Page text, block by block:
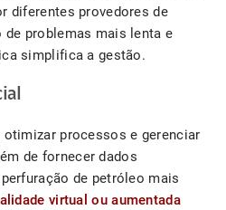
diferentes provedores de
problemas mais lenta e
simplifica a gestão.
otimizar processos e gerenciar
de fornecer dados
de petróleo mais
virtual ou aumentada